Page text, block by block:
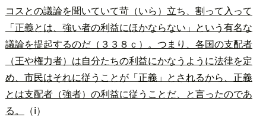
コスとの議論を聞いていて苛（いら）立ち、割って入って
「正義とは、強い者の利益にほかならない」という有名な
議論を提起するのだ（３３８ｃ）。つまり、各国の支配者
（王や権力者）は自分たちの利益にかなうように法律を定
め、市民はそれに従うことが「正義」とされるから、正義
とは支配者（強者）の利益に従うことだ、と言ったのであ
る。
（ⅰ）